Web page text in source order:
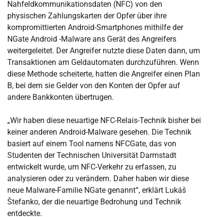
Nahfeldkommunikationsdaten (NFC) von den
physischen Zahlungskarten der Opfer über ihre
kompromittierten Android-Smartphones mithilfe der
NGate Android -Malware ans Gerät des Angreifers
weitergeleitet. Der Angreifer nutzte diese Daten dann, um
Transaktionen am Geldautomaten durchzuführen. Wenn
diese Methode scheiterte, hatten die Angreifer einen Plan
B, bei dem sie Gelder von den Konten der Opfer auf
andere Bankkonten übertrugen.
„Wir haben diese neuartige NFC-Relais-Technik bisher bei
keiner anderen Android-Malware gesehen. Die Technik
basiert auf einem Tool namens NFCGate, das von
Studenten der Technischen Universität Darmstadt
entwickelt wurde, um NFC-Verkehr zu erfassen, zu
analysieren oder zu verändern. Daher haben wir diese
neue Malware-Familie NGate genannt“, erklärt Lukáš
Štefanko, der die neuartige Bedrohung und Technik
entdeckte.